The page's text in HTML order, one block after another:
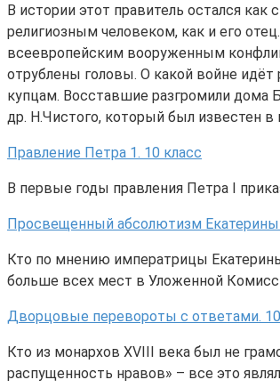
В истории этот правитель остался
религиозным человеком, как и его
всеевропейским вооруженным
отрублены головы. О какой войне
купцам. Восставшие разгромили дома
др. Н.Чистого, который был известен в
Правление Петра 1. 10 класс
В первые годы правления Петра I
Просвещенный абсолютизм Екатерины
Кто по мнению императрицы
больше всех мест в Уложенной
Дворцовые перевороты с ответами. 10
Кто из монархов XVIII века был не
распущенность нравов» – все это